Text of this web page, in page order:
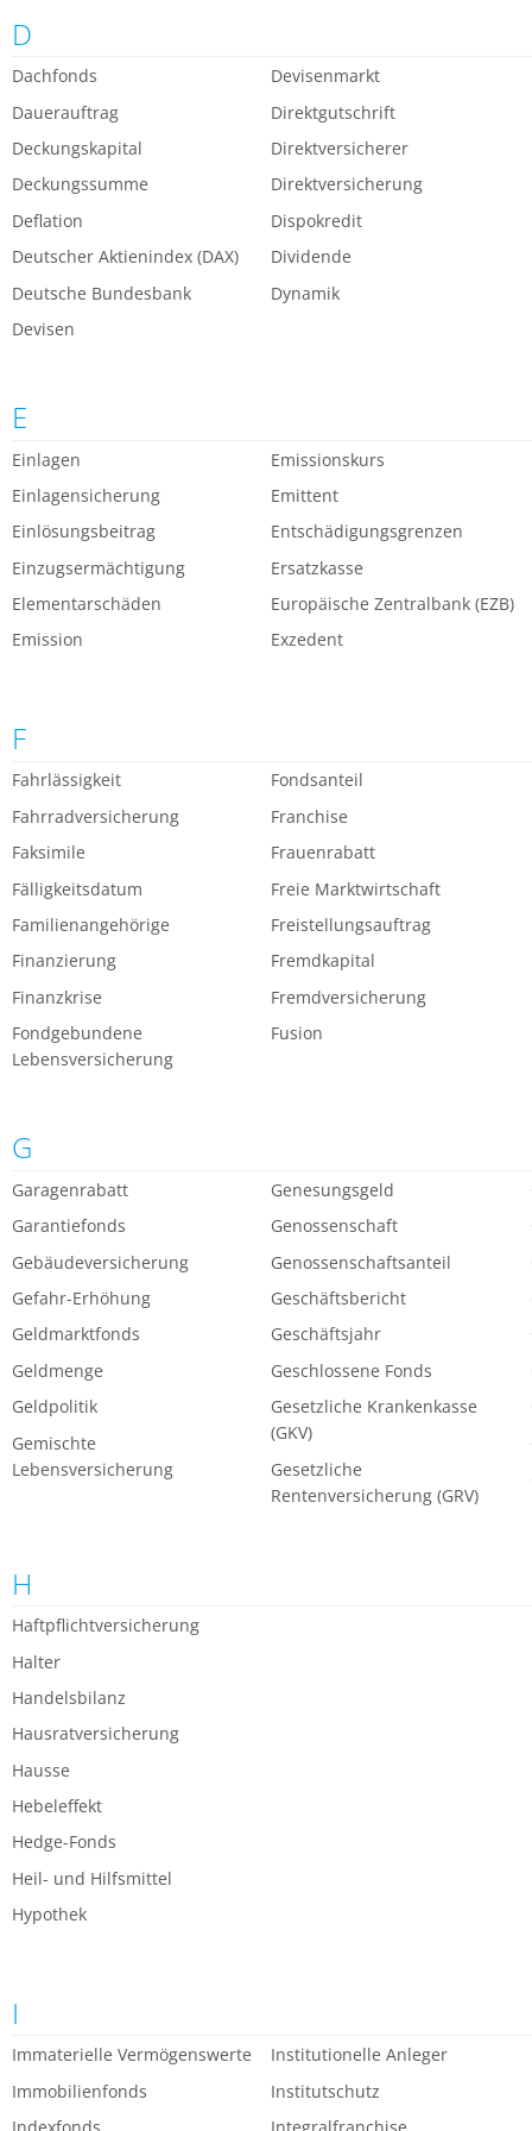
D
Dachfonds
Dauerauftrag
Deckungskapital
Deckungssumme
Deflation
Deutscher Aktienindex (DAX)
Deutsche Bundesbank
Devisen
Devisenmarkt
Direktgutschrift
Direktversicherer
Direktversicherung
Dispokredit
Dividende
Dynamik
E
Einlagen
Einlagensicherung
Einlösungsbeitrag
Einzugsermächtigung
Elementarschäden
Emission
Emissionskurs
Emittent
Entschädigungsgrenzen
Ersatzkasse
Europäische Zentralbank (EZB)
Exzedent
F
Fahrlässigkeit
Fahrradversicherung
Faksimile
Fälligkeitsdatum
Familienangehörige
Finanzierung
Finanzkrise
Fondgebundene
Lebensversicherung
Fondsanteil
Franchise
Frauenrabatt
Freie Marktwirtschaft
Freistellungsauftrag
Fremdkapital
Fremdversicherung
Fusion
G
Garagenrabatt
Garantiefonds
Gebäudeversicherung
Gefahr-Erhöhung
Geldmarktfonds
Geldmenge
Geldpolitik
Gemischte
Lebensversicherung
Genesungsgeld
Genossenschaft
Genossenschaftsanteil
Geschäftsbericht
Geschäftsjahr
Geschlossene Fonds
Gesetzliche Krankenkasse
(GKV)
Gesetzliche
Rentenversicherung (GRV)
H
Haftpflichtversicherung
Halter
Handelsbilanz
Hausratversicherung
Hausse
Hebeleffekt
Hedge-Fonds
Heil- und Hilfsmittel
Hypothek
I
Immaterielle Vermögenswerte
Immobilienfonds
Institutionelle Anleger
Institutschutz